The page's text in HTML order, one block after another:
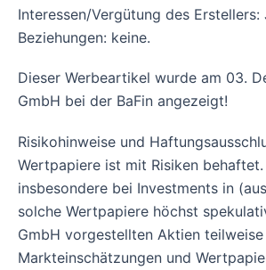
Interessen/Vergütung des
Beziehungen: keine.
Dieser Werbeartikel wurde am 03.
GmbH bei der BaFin angezeigt!
Risikohinweise und
Wertpapiere ist mit Risiken
insbesondere bei Investments in
solche Wertpapiere höchst
GmbH vorgestellten Aktien
Markteinschätzungen und